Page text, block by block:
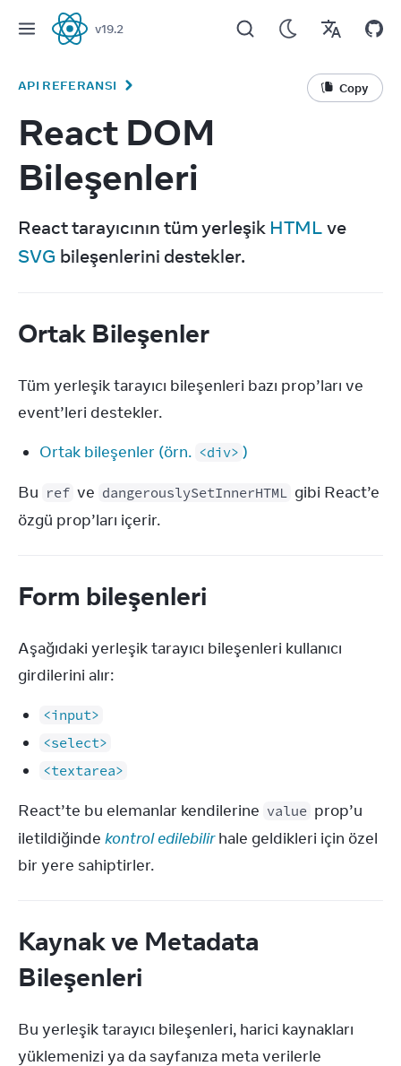
React
v19.2
API REFERANSI Copy
React DOM
Bileşenleri
React tarayıcının tüm yerleşik HTML
SVG bileşenlerini destekler.
Ortak Bileşenler
Tüm yerleşik tarayıcı bileşenleri bazı prop’ları ve
event’leri destekler.
Ortak bileşenler (örn. <div> )
Bu ref ve dangerouslySetInnerHTML gibi React’e
özgü prop’ları içerir.
Form bileşenleri
Aşağıdaki yerleşik tarayıcı bileşenleri kullanıcı
girdilerini alır:
<input>
<select>
<textarea>
React’te bu elemanlar kendilerine value prop’u
iletildiğinde kontrol edilebilir hale geldikleri için özel
bir yere sahiptirler.
Kaynak ve Metadata
Bileşenleri
Bu yerleşik tarayıcı bileşenleri, harici kaynakları
yüklemenizi ya da sayfanıza meta verilerle